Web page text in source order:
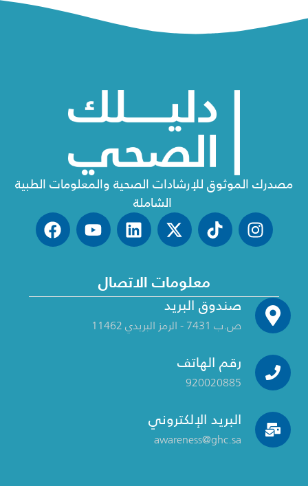
معلومات الاتصال
صندوق البريد
ص.ب 7431 - الرمز البريدي 11462
رقم الهاتف
920020885
البريد الإلكتروني
awareness@ghc.sa
مصدرك الموثوق للإرشادات الصحية والمعلومات الطبية